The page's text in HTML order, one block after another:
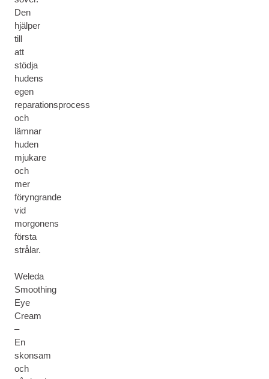
Den
hjälper
till
att
stödja
hudens
egen
reparationsprocess
och
lämnar
huden
mjukare
och
mer
föryngrande
vid
morgonens
första
strålar.
Weleda
Smoothing
Eye
Cream
–
En
skonsam
och